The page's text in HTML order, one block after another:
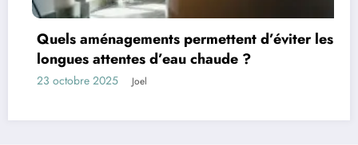
permettent d’éviter les
chaude ?
Les facteurs qui
d’un bien